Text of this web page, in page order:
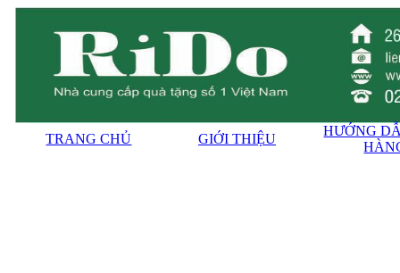
TRANG CHỦ GIỚI THIỆU
HƯỚNG